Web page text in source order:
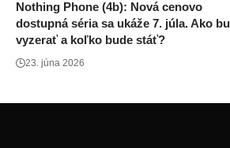
Nothing Phone (4b): Nová cenovo
dostupná séria sa ukáže 7. júla. Ako
vyzerať a koľko bude stáť?
23. júna 2026